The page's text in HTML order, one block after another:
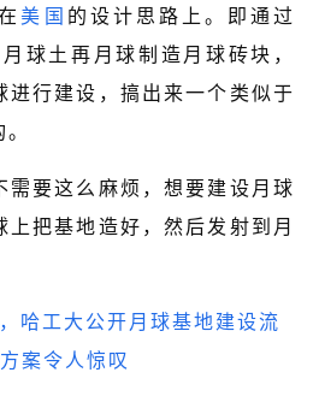
美国 的设计思路上。即通过
球土再月球制造月球砖块，
进行建设，搞出来一个类似于
需要这么麻烦，想要建设月球
把基地造好，然后发射到月